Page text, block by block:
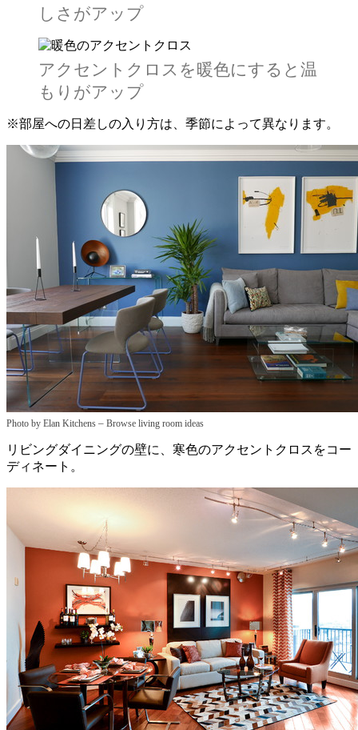
しさがアップ
アクセントクロスを暖色にすると温
もりがアップ
※部屋への日差しの入り方は、季節によって異なります。
Photo by Elan Kitchens – Browse living room ideas
リビングダイニングの壁に、寒色のアクセントクロスをコー
ディネート。